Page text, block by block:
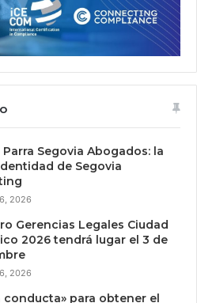
Segovia Abogados: la
de Segovia
2026
Gerencias Legales Ciudad
2026 tendrá lugar el 3 de
2026
conducta» para obtener el